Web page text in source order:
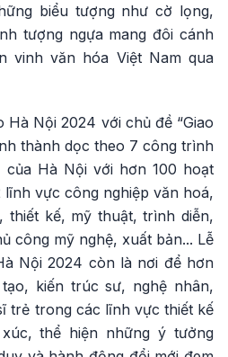
biểu tượng như cờ lọng,
tượng ngựa mang đôi cánh
vinh văn hóa Việt Nam qua
Hà Nội 2024 với chủ đề “Giao
thành dọc theo 7 công trình
Hà Nội với hơn 100 hoạt
lĩnh vực công nghiệp văn hoá,
thiết kế, mỹ thuật, trình diễn,
công mỹ nghệ, xuất bản... Lễ
Nội 2024 còn là nơi để hơn
kiến trúc sư, nghệ nhân,
trẻ trong các lĩnh vực thiết kế
thể hiện những ý tưởng